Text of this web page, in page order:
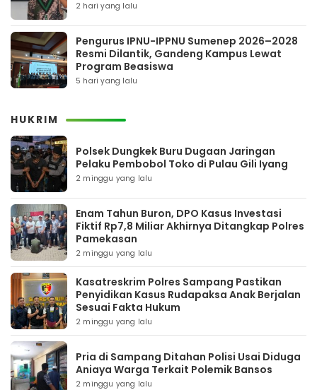
2 hari yang lalu
Pengurus IPNU-IPPNU Sumenep 2026–2028
Resmi Dilantik, Gandeng Kampus Lewat
Program Beasiswa
5 hari yang lalu
HUKRIM
Polsek Dungkek Buru Dugaan Jaringan
Pelaku Pembobol Toko di Pulau Gili Iyang
2 minggu yang lalu
Enam Tahun Buron, DPO Kasus Investasi
Fiktif Rp7,8 Miliar Akhirnya Ditangkap Polres
Pamekasan
2 minggu yang lalu
Kasatreskrim Polres Sampang Pastikan
Penyidikan Kasus Rudapaksa Anak Berjalan
Sesuai Fakta Hukum
2 minggu yang lalu
Pria di Sampang Ditahan Polisi Usai Diduga
Aniaya Warga Terkait Polemik Bansos
2 minggu yang lalu